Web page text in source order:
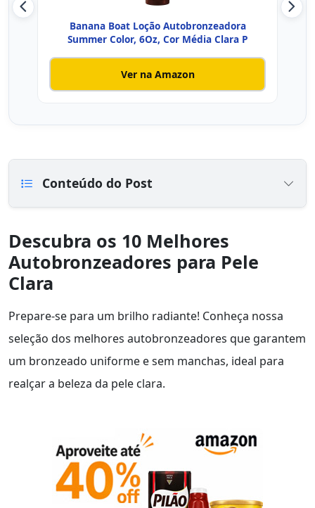
Banana Boat Loção Autobronzeadora
Summer Color, 6Oz, Cor Média Clara P
Ver na Amazon
Conteúdo do Post
Descubra os 10 Melhores
Autobronzeadores para Pele
Clara
Prepare-se para um brilho radiante! Conheça nossa
seleção dos melhores autobronzeadores que garantem
um bronzeado uniforme e sem manchas, ideal para
realçar a beleza da pele clara.